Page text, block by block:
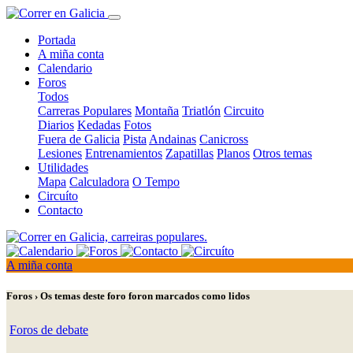
Portada
A miña conta
Calendario
Foros
Todos
Carreras Populares Montaña Triatlón Circuito
Diarios Kedadas Fotos
Fuera de Galicia Pista Andainas Canicross
Lesiones Entrenamientos Zapatillas Planos Otros temas
Utilidades
Mapa Calculadora O Tempo
Circuíto
Contacto
A miña conta
Foros › Os temas deste foro foron marcados como lidos
Foros de debate